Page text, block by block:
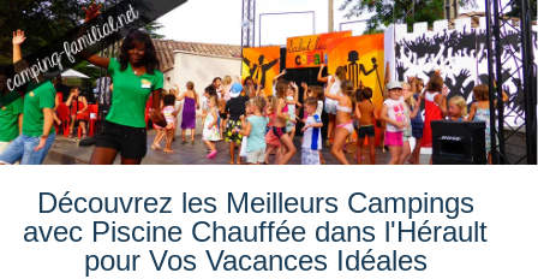
Découvrez les Meilleurs Campings
avec Piscine Chauffée dans l'Hérault
pour Vos Vacances Idéales